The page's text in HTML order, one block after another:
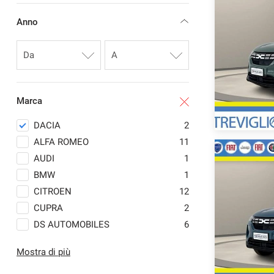
Anno
Marca
DACIA
2
ALFA ROMEO
11
AUDI
1
BMW
1
CITROEN
12
CUPRA
2
DS AUTOMOBILES
6
FORD
Mostra di più
strumenti
rimanda
alla
cookie
Puoi
rivedere
e
modificare
le
tue
scelte
qualsiasi
momento.